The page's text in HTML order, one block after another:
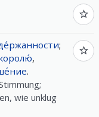
;
,
.
wie unklug